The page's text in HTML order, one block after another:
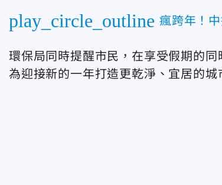
play_circle_outline 瘋跨年！
環保局同時提醒市民，在享受假期的
為迎接新的一年打造更乾淨、宜居的城